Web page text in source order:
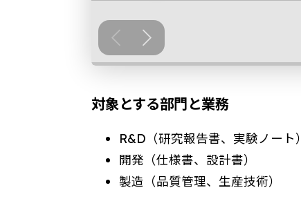
対象とする部門と業務
R&D（研究報告書、実験ノート）
開発（仕様書、設計書）
製造（品質管理、生産技術）